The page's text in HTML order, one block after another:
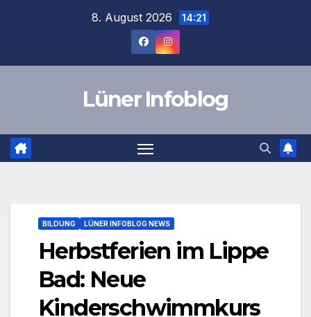
8. August 2026 14:21
Lüner Infoblog
BILDUNG LÜNER INFOBLOG NEWS
Herbstferien im Lippe
Bad: Neue
Kinderschwimmkurs